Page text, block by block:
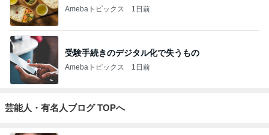
Amebaトピックス 1日前
受験手続きのデジタル化で失うもの
Amebaトピックス 1日前
芸能人・有名人ブログ TOPへ